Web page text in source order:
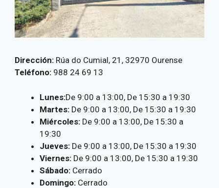
Dirección: Rúa do Cumial, 21, 32970 Ourense
Teléfono: 988 24 69 13
Lunes:De 9:00 a 13:00, De 15:30 a 19:30
Martes: De 9:00 a 13:00, De 15:30 a 19:30
Miércoles: De 9:00 a 13:00, De 15:30 a
19:30
Jueves: De 9:00 a 13:00, De 15:30 a 19:30
Viernes: De 9:00 a 13:00, De 15:30 a 19:30
Sábado: Cerrado
Domingo: Cerrado